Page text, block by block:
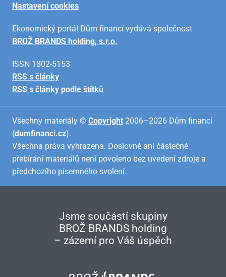
Nastavení cookies
Ekonomický portál Dům financí vydává společnost
BROŽ BRANDS holding, s.r.o.
ISSN 1802-5153
RSS s články
RSS s články podle štítků
Všechny materiály © Copyright 2006–2026 Dům financí
(dumfinanci.cz).
Všechna práva vyhrazena. Doslovné ani částečné
přebírání materiálů není povoleno bez uvedení zdroje a
předchozího písemného svolení.
Jsme součástí skupiny
BROŽ BRANDS holding
– zázemí pro Váš úspěch